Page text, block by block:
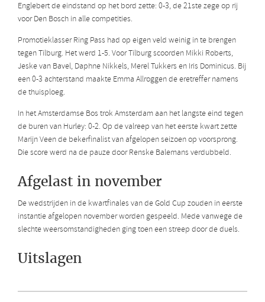
Englebert de eindstand op het bord zette: 0-3, de 21ste zege op rij
voor Den Bosch in alle competities.
Promotieklasser Ring Pass had op eigen veld weinig in te brengen
tegen Tilburg. Het werd 1-5. Voor Tilburg scoorden Mikki Roberts,
Jeske van Bavel, Daphne Nikkels, Merel Tukkers en Iris Dominicus. Bij
een 0-3 achterstand maakte Emma Allroggen de eretreffer namens
de thuisploeg.
In het Amsterdamse Bos trok Amsterdam aan het langste eind tegen
de buren van Hurley: 0-2. Op de valreep van het eerste kwart zette
Marijn Veen de bekerfinalist van afgelopen seizoen op voorsprong.
Die score werd na de pauze door Renske Balemans verdubbeld.
Afgelast in november
De wedstrijden in de kwartfinales van de Gold Cup zouden in eerste
instantie afgelopen november worden gespeeld. Mede vanwege de
slechte weersomstandigheden ging toen een streep door de duels.
Uitslagen